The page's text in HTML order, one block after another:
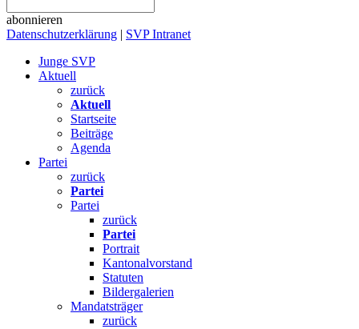
abonnieren
Datenschutzerklärung | SVP Intranet
Junge SVP
Aktuell
zurück
Aktuell
Startseite
Beiträge
Agenda
Partei
zurück
Partei
Partei
zurück
Partei
Portrait
Kantonalvorstand
Statuten
Bildergalerien
Mandatsträger
zurück